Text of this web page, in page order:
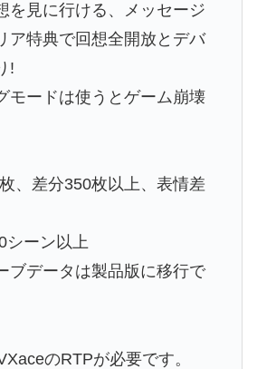
を見に行ける、メッセージ
ア特典で回想全開放とデバ
!
モードは使うとゲーム崩壊
、差分350枚以上、表情差
シーン以上
ブデータは製品版に移行で
のRTPが必要です。